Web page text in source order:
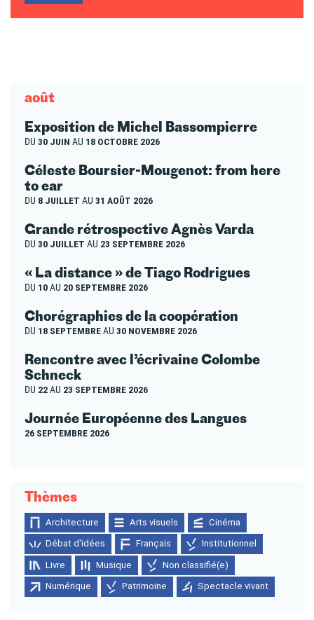
août
Exposition de Michel Bassompierre
DU 30 JUIN AU 18 OCTOBRE 2026
Céleste Boursier-Mougenot: from here
to ear
DU 8 JUILLET AU 31 AOÛT 2026
Grande rétrospective Agnès Varda
DU 30 JUILLET AU 23 SEPTEMBRE 2026
« La distance » de Tiago Rodrigues
DU 10AU 20 SEPTEMBRE 2026
Chorégraphies de la coopération
DU 18 SEPTEMBREAU 30 NOVEMBRE 2026
Rencontre avec l’écrivaine Colombe
Schneck
DU 22AU 23 SEPTEMBRE 2026
Journée Européenne des Langues
26 SEPTEMBRE 2026
Thèmes
Architecture Arts visuels Cinéma
Débat d'idées Français Institutionnel
Livre Musique Non classifié(e)
Numérique Patrimoine Spectacle vivant